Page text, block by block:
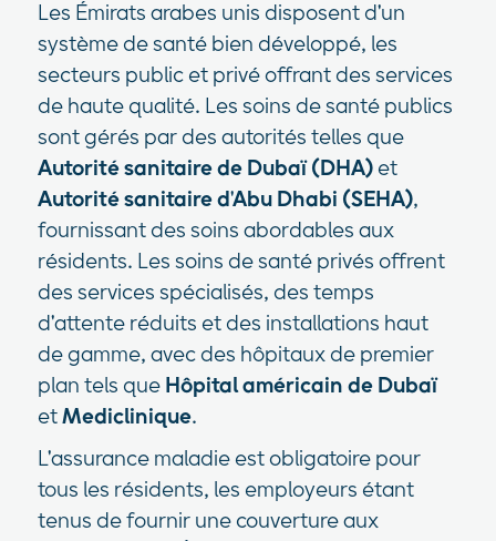
Les Émirats arabes unis disposent d'un
système de santé bien développé, les
secteurs public et privé offrant des services
de haute qualité. Les soins de santé publics
sont gérés par des autorités telles que
Autorité sanitaire de Dubaï (DHA) et
Autorité sanitaire d'Abu Dhabi (SEHA),
fournissant des soins abordables aux
résidents. Les soins de santé privés offrent
des services spécialisés, des temps
d'attente réduits et des installations haut
de gamme, avec des hôpitaux de premier
plan tels que Hôpital américain de Dubaï
etMediclinique.
L'assurance maladie est obligatoire pour
tous les résidents, les employeurs étant
tenus de fournir une couverture aux